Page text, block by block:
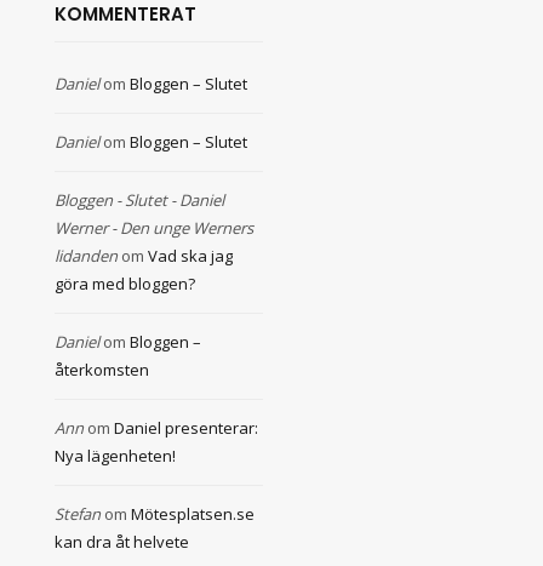
KOMMENTERAT
Danielom Bloggen – Slutet
Danielom Bloggen – Slutet
Bloggen - Slutet - Daniel
Werner - Den unge Werners
lidanden om Vad ska jag
göra med bloggen?
Danielom Bloggen –
återkomsten
Ann om Daniel presenterar:
Nya lägenheten!
Stefan om Mötesplatsen.se
kan dra åt helvete